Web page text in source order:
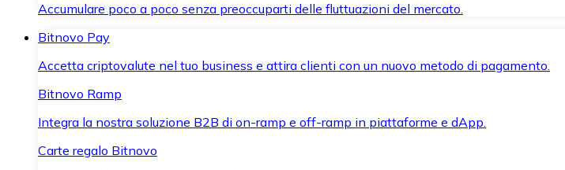
Accumulare poco a poco senza preoccuparti delle fluttuazioni del mercato.
Bitnovo Pay
Accetta criptovalute nel tuo business e attira clienti con un nuovo metodo di pagamento.
Bitnovo Ramp
Integra la nostra soluzione B2B di on-ramp e off-ramp in piattaforme e dApp.
Carte regalo Bitnovo